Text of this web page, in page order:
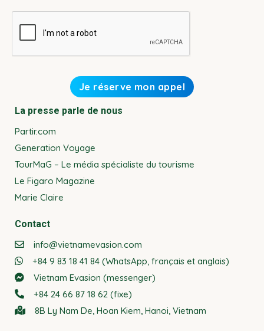
La presse parle de nous
Partir.com
Generation Voyage
TourMaG – Le média spécialiste du tourisme
Le Figaro Magazine
Marie Claire
Contact
info@vietnamevasion.com
+84 9 83 18 41 84 (WhatsApp, français et anglais)
Vietnam Evasion (messenger)
+84 24 66 87 18 62 (fixe)
8B Ly Nam De, Hoan Kiem, Hanoi, Vietnam